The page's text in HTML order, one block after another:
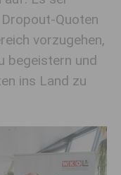
Quoten
vorzugehen,
begeistern und
ins Land zu